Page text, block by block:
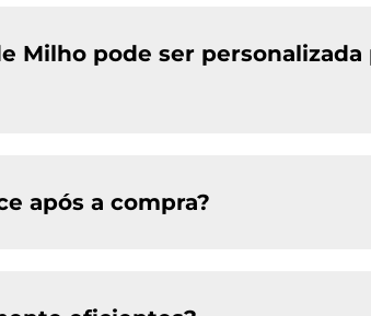
Milho pode ser
após a compra?